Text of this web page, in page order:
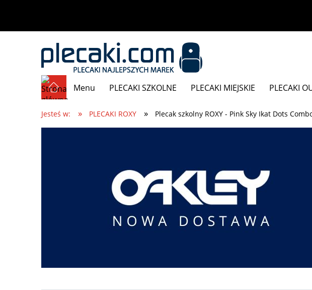
Menu PLECAKI SZKOLNE PLECAKI MIEJSKIE PLECAKI
Promocje
Jesteś w: » PLECAKI ROXY » Plecak szkolny ROXY - Pink Sky Ikat Dots